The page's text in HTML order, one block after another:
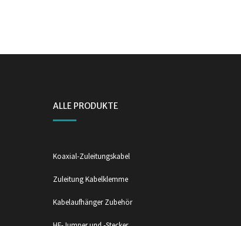
ALLE PRODUKTE
Koaxial-Zuleitungskabel
Zuleitung Kabelklemme
Kabelaufhänger Zubehör